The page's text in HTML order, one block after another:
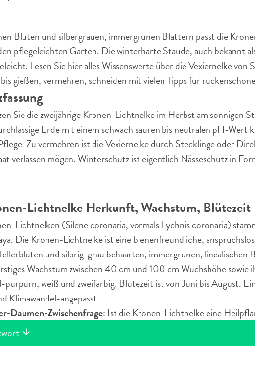
Blüten und silbergrauen, immergrünen Blättern passt die
pflegeleichten Garten. Die winterharte Staude, auch bekannt
Lesen Sie hier alles Wissenswerte über die Vexiernelke
gießen, vermehren, schneiden mit vielen Tipps für
Sie die zweijährige Kronen-Lichtnelke im Herbst am sonnigen
Erde mit einem schwach sauren bis neutralen pH-Wert
Zu vermehren ist die Vexiernelke durch Stecklinge oder
verlassen mögen. Winterschutz ist eigentlich Nässeschutz in
Lichtnelke Herkunft, Wachstum, Blütezeit
Lichtnelken (Silene coronaria, vormals Lychnis coronaria)
Die Kronen-Lichtnelke ist eine bienenfreundliche,
und silbrig-grau behaarten, immergrünen, linealischen
Wachstum zwischen 40 cm und 100 cm Wuchshöhe
weiß und zweifarbig. Blütezeit ist von Juni bis August.
Klimawandel-angepasst.
Daumen-Zwischenfrage: Ist die Kronen-Lichtnelke eine